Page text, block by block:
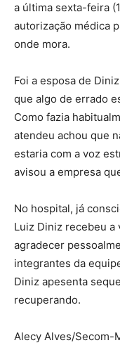
a última sexta-feira
autorização médica
onde mora.
Foi a esposa de
que algo de errado
Como fazia
atendeu achou que
estaria com a voz
avisou a empresa
No hospital, já
Luiz Diniz recebeu
agradecer
integrantes da
Diniz apesenta
recuperando.
Alecy Alves/Secom-